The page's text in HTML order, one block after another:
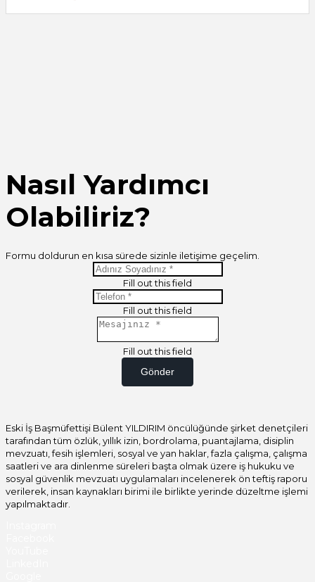
Nasıl Yardımcı
Olabiliriz?
Formu doldurun en kısa sürede sizinle iletişime geçelim.
Fill out this field
Fill out this field
Fill out this field
Gönder
Eski İş Başmüfettişi Bülent YILDIRIM öncülüğünde şirket denetçileri
tarafından tüm özlük, yıllık izin, bordrolama, puantajlama, disiplin
mevzuatı, fesih işlemleri, sosyal ve yan haklar, fazla çalışma, çalışma
saatleri ve ara dinlenme süreleri başta olmak üzere iş hukuku ve
sosyal güvenlik mevzuatı uygulamaları incelenerek ön teftiş raporu
verilerek, insan kaynakları birimi ile birlikte yerinde düzeltme işlemi
yapılmaktadır.